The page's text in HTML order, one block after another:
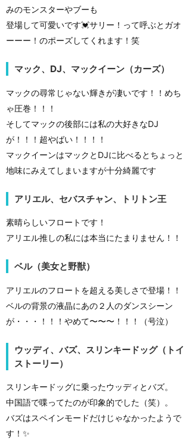
みのモンスターやブーも
登場して可愛いです💓サリー！って呼ぶとガオ
ーーー！のポーズしてくれます！笑
マック、DJ、マックイーン（カーズ）
マックの尋常じゃない輝きが凄いです！！めち
ゃ圧巻！！！
そしてマックの後部には私の大好きなDJ
が！！！超やばい！！！！
マックイーンはマックとDJに比べるとちょっと
地味にみえてしまいますが十分綺麗です
アリエル、セバスチャン、トリトン王
素晴らしいフロートです！
アリエル推しの私には本当にたまりません！！
ベル（美女と野獣）
アリエルのフロートを超える美しさで登場！！
ベルの背景の液晶にあの２人のダンスシーン
が・・・！！！やめて〜〜〜！！！（号泣）
ウッディ、バズ、スリンキードッグ（トイ
ストーリー）
スリンキードッグに乗ったウッディとバズ。
中国語で喋ってたのが印象的でした（笑）。
バズはスペインモードだけじゃなかったようで
す！✨